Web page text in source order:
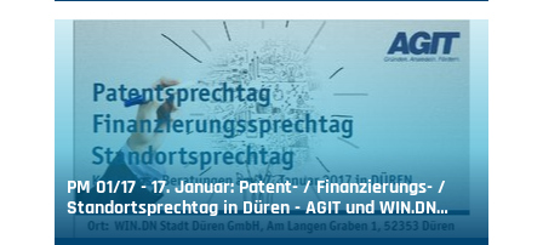
PM 01/17 - 17. Januar: Patent- / Finanzierungs- /
Standortsprechtag in Düren - AGIT und WIN.DN…